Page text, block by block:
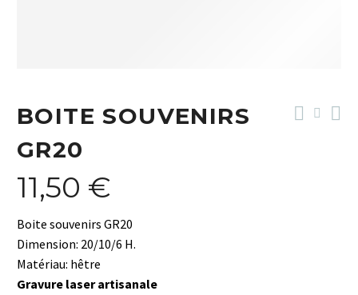
BOITE SOUVENIRS
GR20
11,50 €
Boite souvenirs GR20
Dimension: 20/10/6 H.
Matériau: hêtre
Gravure laser artisanale